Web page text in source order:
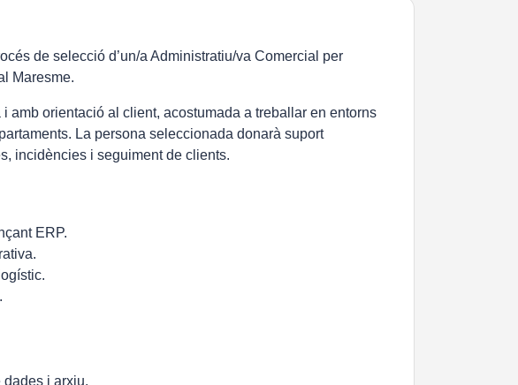
de selecció d’un/a Administratiu/va Comercial per
Maresme.
amb orientació al client, acostumada a treballar en entorns
La persona seleccionada donarà suport
incidències i seguiment de clients.
ERP.
dades i arxiu.